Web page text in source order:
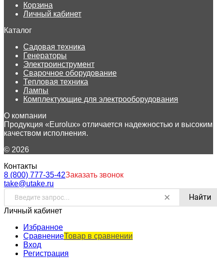
Корзина
Личный кабинет
Каталог
Садовая техника
Генераторы
Электроинструмент
Сварочное оборудование
Тепловая техника
Лампы
Комплектующие для электрооборудования
О компании
Продукция «Eurolux» отличается надежностью и высоким
качеством исполнения.
© 2026
Контакты
8 (800) 777-35-42Заказать звонок
take@utake.ru
Найти
Личный кабинет
Избранное
СравнениеТовар в сравнении
Вход
Регистрация